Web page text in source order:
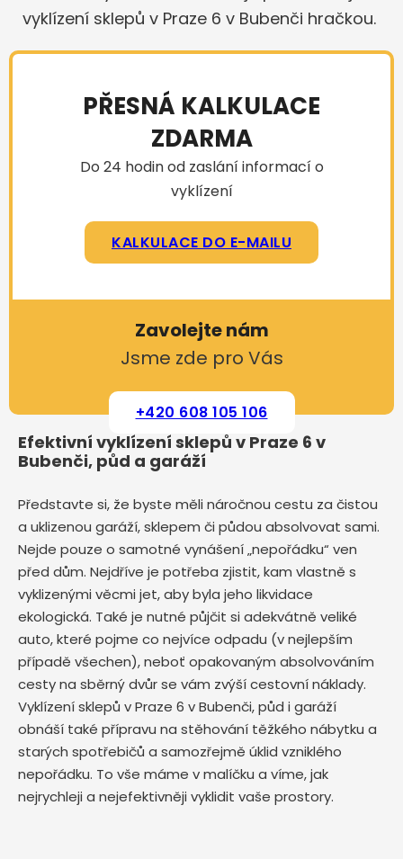
vyklízení sklepů v Praze 6 v Bubenči hračkou.
PŘESNÁ KALKULACE
ZDARMA
Do 24 hodin od zaslání informací o
vyklízení
KALKULACE DO E-MAILU
Zavolejte nám
Jsme zde pro Vás
+420 608 105 106
Efektivní vyklízení sklepů v Praze 6 v
Bubenči, půd a garáží
Představte si, že byste měli náročnou cestu za čistou
a uklizenou garáží, sklepem či půdou absolvovat sami.
Nejde pouze o samotné vynášení „nepořádku“ ven
před dům. Nejdříve je potřeba zjistit, kam vlastně s
vyklizenými věcmi jet, aby byla jeho likvidace
ekologická. Také je nutné půjčit si adekvátně veliké
auto, které pojme co nejvíce odpadu (v nejlepším
případě všechen), neboť opakovaným absolvováním
cesty na sběrný dvůr se vám zvýší cestovní náklady.
Vyklízení sklepů v Praze 6 v Bubenči, půd i garáží
obnáší také přípravu na stěhování těžkého nábytku a
starých spotřebičů a samozřejmě úklid vzniklého
nepořádku. To vše máme v malíčku a víme, jak
nejrychleji a nejefektivněji vyklidit vaše prostory.